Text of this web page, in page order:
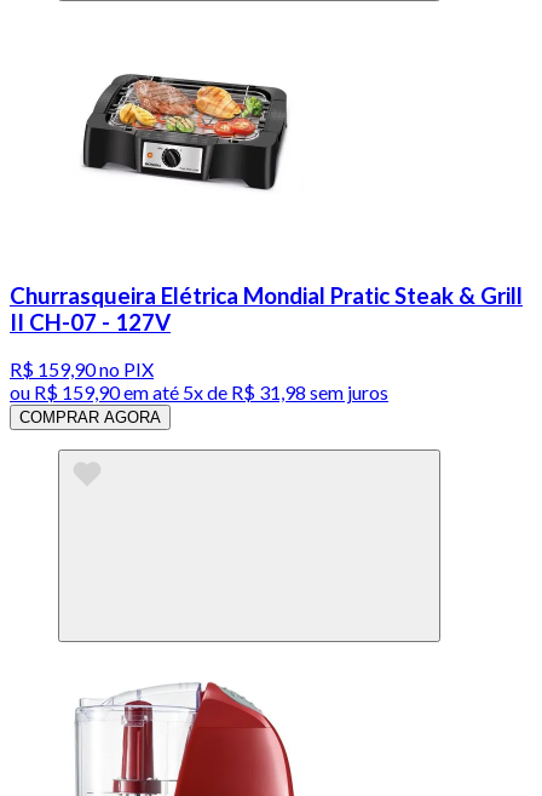
Churrasqueira Elétrica Mondial Pratic Steak & Grill
II CH-07 - 127V
R$ 159,90no PIX
ou R$ 159,90em até 5x de R$ 31,98 sem juros
COMPRAR AGORA